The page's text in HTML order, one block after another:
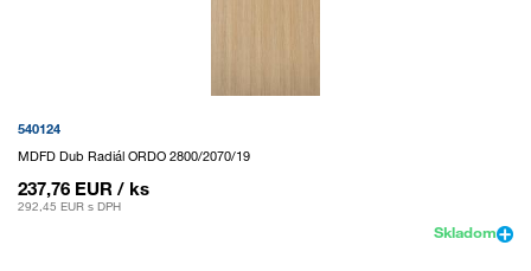
540124
MDFD Dub Radiál ORDO 2800/2070/19
237,76 EUR / ks
292,45 EUR s DPH
Skladom